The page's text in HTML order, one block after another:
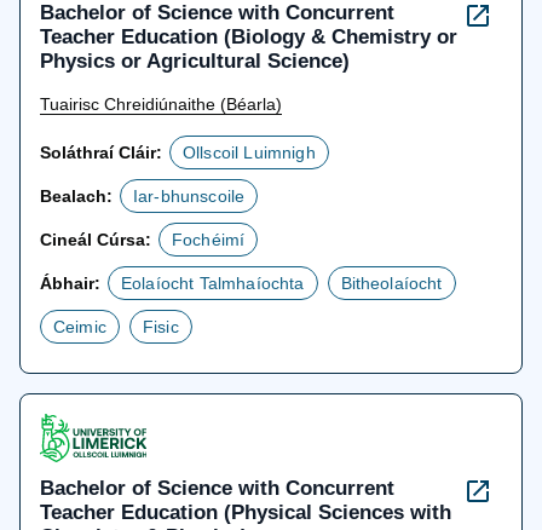
Bachelor of Science with Concurrent
Teacher Education (Biology & Chemistry or
Physics or Agricultural Science)
Tuairisc Chreidiúnaithe (Béarla)
Soláthraí Cláir: Ollscoil Luimnigh
Bealach: Iar-bhunscoile
Cineál Cúrsa: Fochéimí
Ábhair: Eolaíocht Talmhaíochta Bitheolaíocht
Ceimic Fisic
Bachelor of Science with Concurrent
Teacher Education (Physical Sciences with